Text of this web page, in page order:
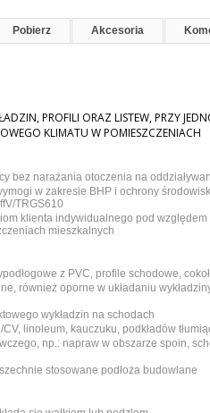
Pobierz Akcesoria
PROFILI ORAZ LISTEW, PRZY
KLIMATU W POMIESZCZENIACH
bez narażania otoczenia na
w zakresie BHP i ochrony
TRGS610
klienta indywidualnego pod
mieszkalnych
z PVC, profile schodowe,
również oporne w układaniu
wykładzin na schodach
CV, linoleum, kauczuku, podkładów
np.: napraw w obszarze spoin,
stosowane podłoża budowlane